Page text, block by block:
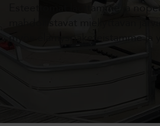
Esteettömät lauttamme ja
mahdollistavat miellyttävän
myös elämyspaketeistamme ja